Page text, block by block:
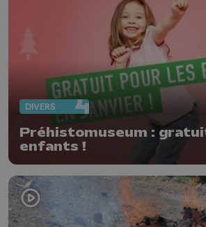
DIVERS
Préhistomuseum :
enfants !